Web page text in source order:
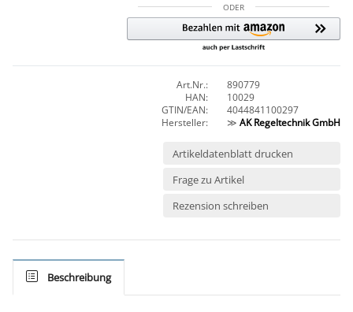
ODER
Art.Nr.:
890779
HAN:
10029
GTIN/EAN:
4044841100297
Hersteller:
≫ AK Regeltechnik GmbH
Artikeldatenblatt drucken
Frage zu Artikel
Rezension schreiben
Beschreibung